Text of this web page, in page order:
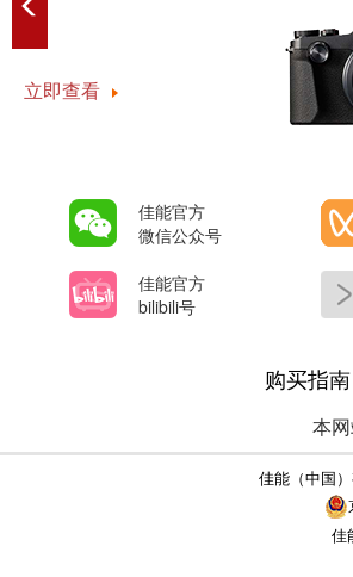
立即查看
佳能官方
微信公众号
佳能官方
bilibili号
购买指南
本
佳能（中国
佳